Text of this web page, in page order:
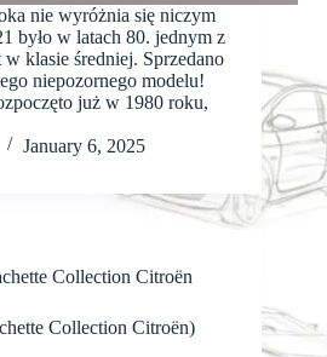
nie wyróżnia się niczym
było w latach 80. jednym z
klasie średniej. Sprzedano
niepozornego modelu!
już w 1980 roku,
January 6, 2025
Collection Citroën
Collection Citroën)